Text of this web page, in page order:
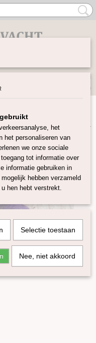
(0)
paars
het
het personaliseren van
we onze sociale
tot informatie over
informatie gebruiken in
hebben verzameld
hen hebt verstrekt.
Selectie toestaan
Nee, niet akkoord